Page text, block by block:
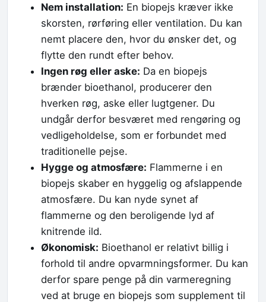
Nem installation: En biopejs kræver ikke
skorsten, rørføring eller ventilation. Du kan
nemt placere den, hvor du ønsker det, og
flytte den rundt efter behov.
Ingen røg eller aske: Da en biopejs
brænder bioethanol, producerer den
hverken røg, aske eller lugtgener. Du
undgår derfor besværet med rengøring og
vedligeholdelse, som er forbundet med
traditionelle pejse.
Hygge og atmosfære: Flammerne i en
biopejs skaber en hyggelig og afslappende
atmosfære. Du kan nyde synet af
flammerne og den beroligende lyd af
knitrende ild.
Økonomisk: Bioethanol er relativt billig i
forhold til andre opvarmningsformer. Du kan
derfor spare penge på din varmeregning
ved at bruge en biopejs som supplement til